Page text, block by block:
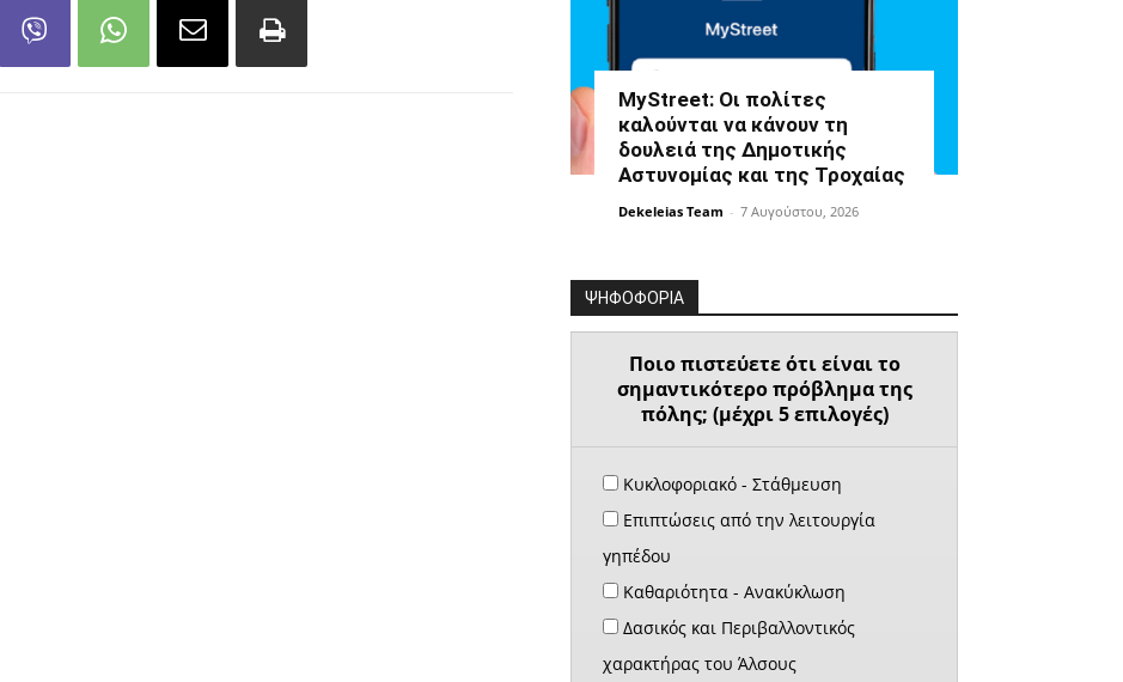
MyStreet: Οι πολίτες
καλούνται να κάνουν τη
δουλειά της Δημοτικής
Αστυνομίας και της Τροχαίας
Dekeleias Team - 7 Αυγούστου, 2026
ΨΗΦΟΦΟΡΙΑ
Ποιο πιστεύετε ότι είναι το
σημαντικότερο πρόβλημα της
πόλης; (μέχρι 5 επιλογές)
Κυκλοφοριακό - Στάθμευση
Επιπτώσεις από την λειτουργία
γηπέδου
Καθαριότητα - Ανακύκλωση
Δασικός και Περιβαλλοντικός
χαρακτήρας του Άλσους